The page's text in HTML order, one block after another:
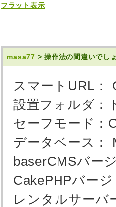
フラット表示
masa77 > 操作法の間違いでし
スマートURL：
設置フォルダ：
セーフモード：
データベース：
baserCMSバー
CakePHPバー
レンタルサーバ